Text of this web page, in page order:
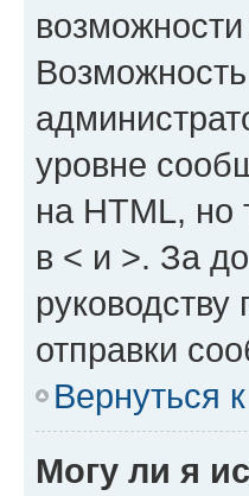
уровне
на HTML, но
в < и >. За
отправки
Вернуться
Могу ли я